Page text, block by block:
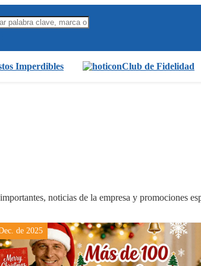
Imperdibles Club de Fidelidad
noticias de la empresa y promociones
de 2025